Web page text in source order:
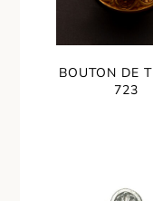
BOUTON DE
723